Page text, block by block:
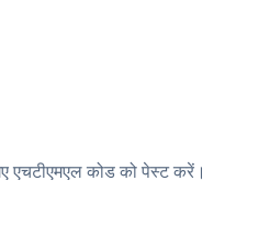
कोड को पेस्ट करें।